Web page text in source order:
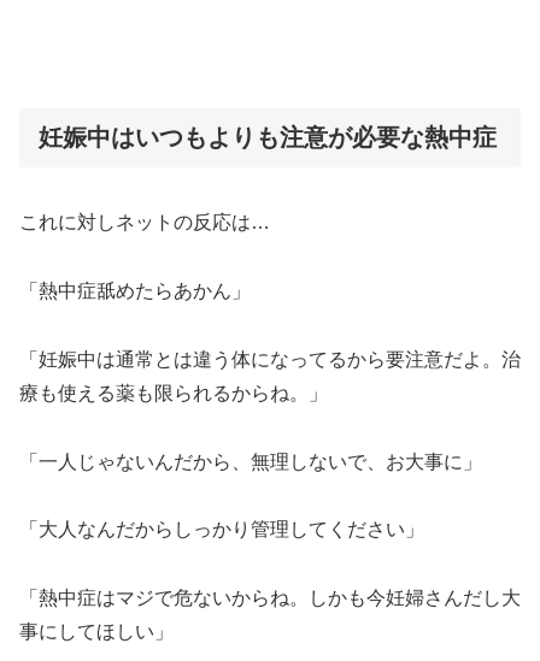
妊娠中はいつもよりも注意が必要な熱中症
これに対しネットの反応は…
「熱中症舐めたらあかん」
「妊娠中は通常とは違う体になってるから要注意だよ。治
療も使える薬も限られるからね。」
「一人じゃないんだから、無理しないで、お大事に」
「大人なんだからしっかり管理してください」
「熱中症はマジで危ないからね。しかも今妊婦さんだし大
事にしてほしい」